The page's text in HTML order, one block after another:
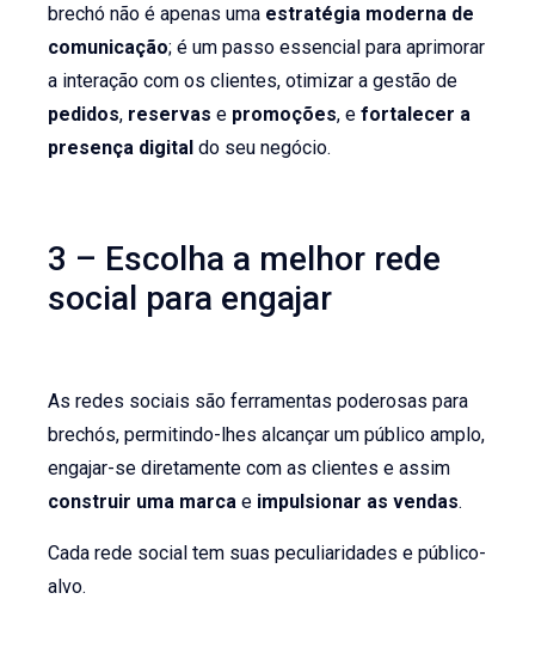
brechó não é apenas uma estratégia moderna de
comunicação; é um passo essencial para aprimorar
a interação com os clientes, otimizar a gestão de
pedidos, reservase promoções, efortalecer a
presença digital do seu negócio.
3 – Escolha a melhor rede
social para engajar
As redes sociais são ferramentas poderosas para
brechós, permitindo-lhes alcançar um público amplo,
engajar-se diretamente com as clientes e assim
construir uma marca e impulsionar as vendas.
Cada rede social tem suas peculiaridades e público-
alvo.